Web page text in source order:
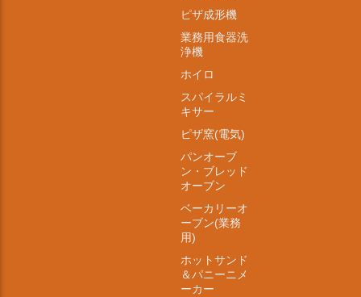
ピザ成形機
業務用食器洗
浄機
ホイロ
スパイラルミ
キサー
ピザ窯(電気)
パンオーブ
ン・ブレッド
オーブン
ベーカリーオ
ーブン(業務
用)
ホットサンド
＆パニーニメ
ーカー